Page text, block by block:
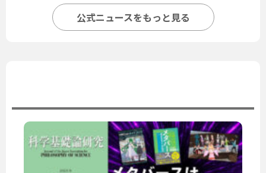
公式ニュースをもっと見る